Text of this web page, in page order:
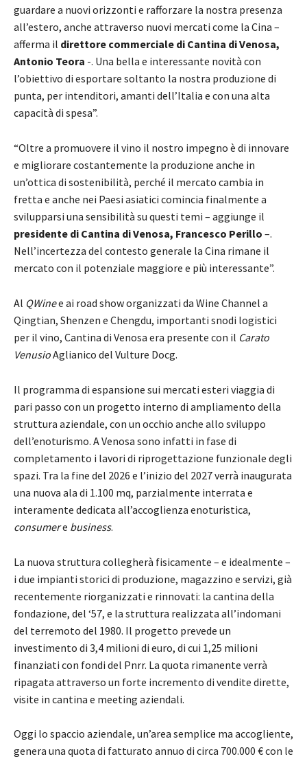
guardare a nuovi orizzonti e rafforzare la nostra presenza
all’estero, anche attraverso nuovi mercati come la Cina –
afferma il direttore commerciale di Cantina di Venosa,
Antonio Teora -. Una bella e interessante novità con
l’obiettivo di esportare soltanto la nostra produzione di
punta, per intenditori, amanti dell’Italia e con una alta
capacità di spesa”.
“Oltre a promuovere il vino il nostro impegno è di innovare
e migliorare costantemente la produzione anche in
un’ottica di sostenibilità, perché il mercato cambia in
fretta e anche nei Paesi asiatici comincia finalmente a
svilupparsi una sensibilità su questi temi – aggiunge il
presidente di Cantina di Venosa, Francesco Perillo –.
Nell’incertezza del contesto generale la Cina rimane il
mercato con il potenziale maggiore e più interessante”.
Al QWinee ai road show organizzati da Wine Channel a
Qingtian, Shenzen e Chengdu, importanti snodi logistici
per il vino, Cantina di Venosa era presente con il Carato
VenusioAglianico del Vulture Docg.
Il programma di espansione sui mercati esteri viaggia di
pari passo con un progetto interno di ampliamento della
struttura aziendale, con un occhio anche allo sviluppo
dell’enoturismo. A Venosa sono infatti in fase di
completamento i lavori di riprogettazione funzionale degli
spazi. Tra la fine del 2026 e l’inizio del 2027 verrà inaugurata
una nuova ala di 1.100 mq, parzialmente interrata e
interamente dedicata all’accoglienza enoturistica,
consumere business.
La nuova struttura collegherà fisicamente – e idealmente –
i due impianti storici di produzione, magazzino e servizi, già
recentemente riorganizzati e rinnovati: la cantina della
fondazione, del ‘57, e la struttura realizzata all’indomani
del terremoto del 1980. Il progetto prevede un
investimento di 3,4 milioni di euro, di cui 1,25 milioni
finanziati con fondi del Pnrr. La quota rimanente verrà
ripagata attraverso un forte incremento di vendite dirette,
visite in cantina e meeting aziendali.
Oggi lo spaccio aziendale, un’area semplice ma accogliente,
genera una quota di fatturato annuo di circa 700.000 € con le